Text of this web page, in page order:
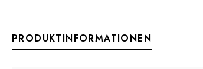
PRODUKTINFORMATIONEN